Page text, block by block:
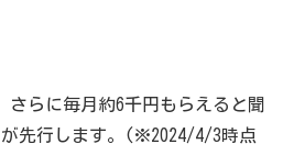
さらに毎月約6千円もらえると聞
が先行します。(※2024/4/3時点